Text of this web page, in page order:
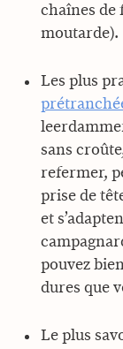
chaînes de
moutarde).
Les plus
sans
refermer,
prise de
et
pouvez
dures que
Le plus